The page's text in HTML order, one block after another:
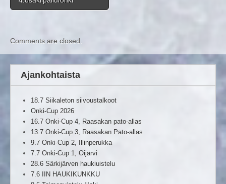
Comments are closed.
Ajankohtaista
18.7 Siikaleton siivoustalkoot
Onki-Cup 2026
16.7 Onki-Cup 4, Raasakan pato-allas
13.7 Onki-Cup 3, Raasakan Pato-allas
9.7 Onki-Cup 2, Illinperukka
7.7 Onki-Cup 1, Oijärvi
28.6 Särkijärven haukiuistelu
7.6 IIN HAUKIKUNKKU